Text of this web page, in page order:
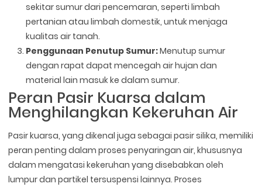
sekitar sumur dari pencemaran, seperti limbah
pertanian atau limbah domestik, untuk menjaga
kualitas air tanah.
Penggunaan Penutup Sumur:Menutup sumur
dengan rapat dapat mencegah air hujan dan
material lain masuk ke dalam sumur.
Peran Pasir Kuarsa dalam
Menghilangkan Kekeruhan Air
Pasir kuarsa, yang dikenal juga sebagai pasir silika, memiliki
peran penting dalam proses penyaringan air, khususnya
dalam mengatasi kekeruhan yang disebabkan oleh
lumpur dan partikel tersuspensi lainnya. Proses